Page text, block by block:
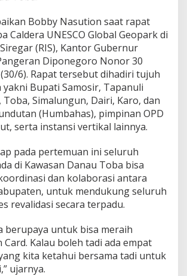
Bobby Nasution saat rapat
Caldera UNESCO Global Geopark di
(RIS), Kantor Gubernur
Diponegoro Nonor 30
6). Rapat tersebut dihadiri tujuh
yakni Bupati Samosir, Tapanuli
Simalungun, Dairi, Karo, dan
(Humbahas), pimpinan OPD
serta instansi vertikal lainnya.
pada pertemuan ini seluruh
di Kawasan Danau Toba bisa
dan kolaborasi antara
untuk mendukung seluruh
revalidasi secara terpadu.
berupaya untuk bisa meraih
Card. Kalau boleh tadi ada empat
kita ketahui bersama tadi untuk
ujarnya.